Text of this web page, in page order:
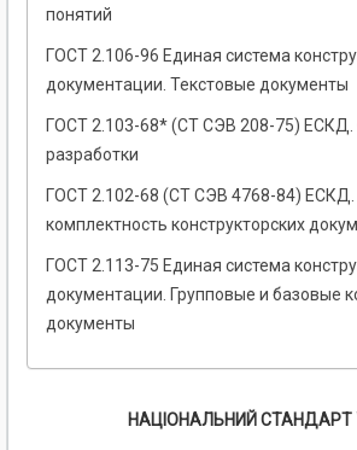
понятий
ГОСТ 2.106-96 Единая система
документации. Текстовые документы
ГОСТ 2.103-68* (СТ СЭВ 208-75) ЕСКД.
разработки
ГОСТ 2.102-68 (СТ СЭВ 4768-84)
комплектность конструкторских
ГОСТ 2.113-75 Единая система
документации. Групповые и базовые
документы
НАЦІОНАЛЬНИЙ СТАНДАРТ